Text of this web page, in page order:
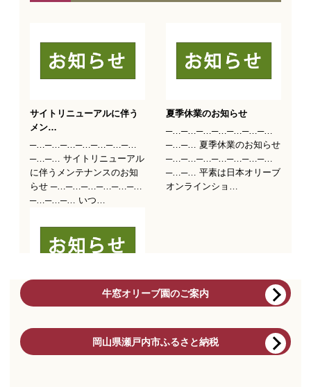
牛窓オリーブ園のご案内
岡山県瀬戸内市ふるさと納税